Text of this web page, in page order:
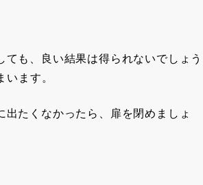
も、良い結果は得られないでしょう
ます。
たくなかったら、扉を閉めましょ